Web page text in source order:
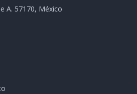
A. 57170, México